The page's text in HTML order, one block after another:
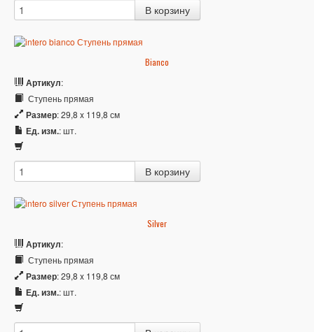
Bianco
Артикул:
Ступень прямая
Размер: 29,8 x 119,8 см
Ед. изм.: шт.
Silver
Артикул:
Ступень прямая
Размер: 29,8 x 119,8 см
Ед. изм.: шт.